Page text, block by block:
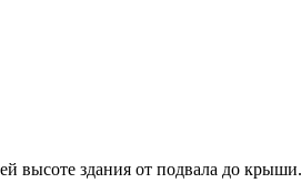
высоте здания от подвала до